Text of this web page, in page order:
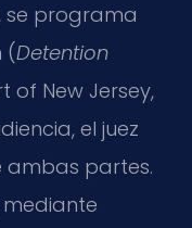
se programa
(Detention
of New Jersey,
el juez
ambas partes.